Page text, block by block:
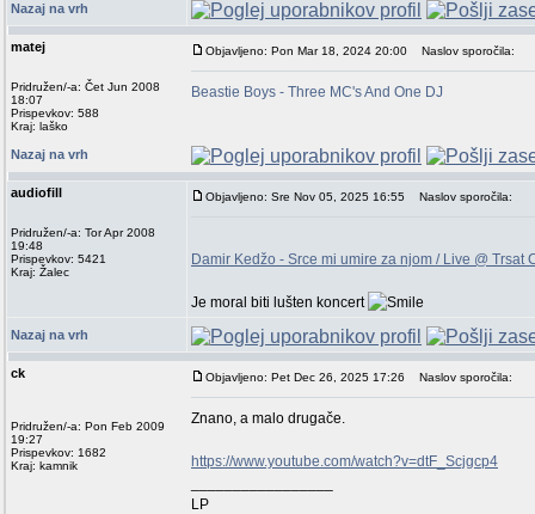
Nazaj na vrh
matej
Pridružen/-a: Čet Jun 2008
18:07
Prispevkov: 588
Kraj: laško
Objavljeno: Pon Mar 18, 2024 20:00 Naslov sporočila:
Beastie Boys - Three MC's And One DJ
Nazaj na vrh
audiofill
Pridružen/-a: Tor Apr 2008
19:48
Prispevkov: 5421
Kraj: Žalec
Objavljeno: Sre Nov 05, 2025 16:55 Naslov sporočila:
Damir Kedžo - Srce mi umire za njom / Live @ Trsat
Je moral biti lušten koncert
Nazaj na vrh
ck
Pridružen/-a: Pon Feb 2009
19:27
Prispevkov: 1682
Kraj: kamnik
Objavljeno: Pet Dec 26, 2025 17:26 Naslov sporočila:
Znano, a malo drugače.
https://www.youtube.com/watch?v=dtF_Scjgcp4
LP